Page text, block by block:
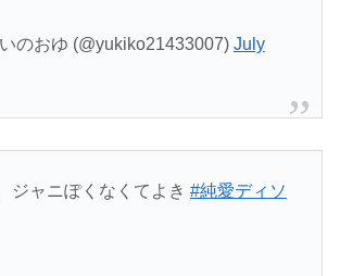
のおゆ (@yukiko21433007) July
ジャニぽくなくてよき #純愛ディソ